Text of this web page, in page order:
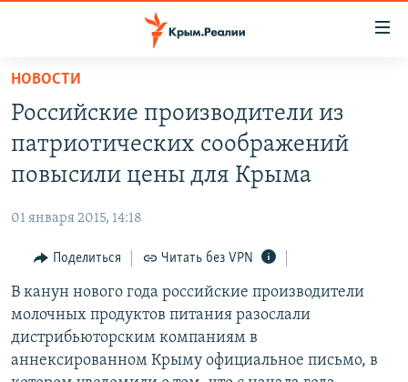
Вернуться
основному
содержанию
Вернутся
главной
навигации
Вернутся
поиску
11 ЛЕТ ОККУПАЦИИ КРЫМА. 11 ИСТОРИЙ СОПРОТИВЛЕНИЯ
ВОДА
ЕЩЕ
ИНТЕРАКТИВ
ИНФОГРАФИКА
ТЕЛЕПРОЕКТ КРЫМ.РЕАЛИИ
СОВЕТЫ ПРАВОЗАЩИТНИКОВ
РАДІО СВОБОДА
КАК ОБОЙТИ БЛОКИРОВКУ
Українською
Qırımtatar
НОВОСТИ
Российские производители из
патриотических соображений
повысили цены для Крыма
01 января 2015, 14:18
Поделиться Читать без VPN
В канун нового года российские производители
молочных продуктов питания разослали
дистрибьюторским компаниям в
аннексированном Крыму официальное письмо, в